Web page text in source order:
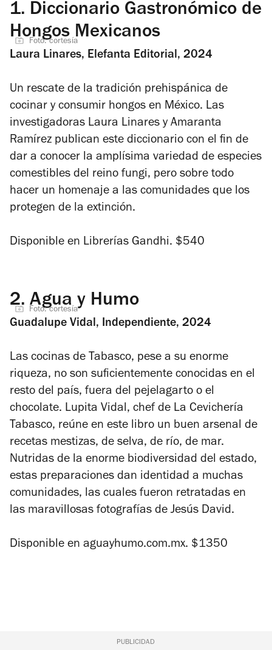
1. Diccionario Gastronómico de
Hongos Mexicanos
Foto: cortesía
Laura Linares, Elefanta Editorial, 2024
Un rescate de la tradición prehispánica de
cocinar y consumir hongos en México. Las
investigadoras Laura Linares y Amaranta
Ramírez publican este diccionario con el fin de
dar a conocer la amplísima variedad de especies
comestibles del reino fungi, pero sobre todo
hacer un homenaje a las comunidades que los
protegen de la extinción.
Disponible en Librerías Gandhi. $540
2. Agua y Humo
Foto: cortesía
Guadalupe Vidal, Independiente, 2024
Las cocinas de Tabasco, pese a su enorme
riqueza, no son suficientemente conocidas en el
resto del país, fuera del pejelagarto o el
chocolate. Lupita Vidal, chef de La Cevichería
Tabasco, reúne en este libro un buen arsenal de
recetas mestizas, de selva, de río, de mar.
Nutridas de la enorme biodiversidad del estado,
estas preparaciones dan identidad a muchas
comunidades, las cuales fueron retratadas en
las maravillosas fotografías de Jesús David.
Disponible en aguayhumo.com.mx. $1350
PUBLICIDAD